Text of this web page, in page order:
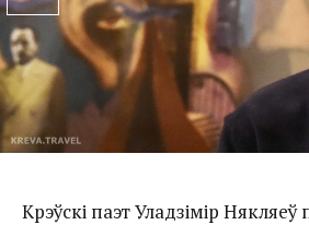
Крэўскі паэт Уладзімір Някляеў